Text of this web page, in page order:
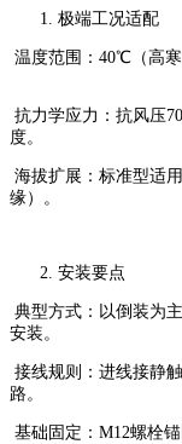
极端工况适配
温度范围：40℃（高
抗力学应力：抗风压
度。
海拔扩展：标准型适
缘）。
安装要点
典型方式：以倒装为
安装。
接线规则：进线接静
路。
基础固定：M12螺栓